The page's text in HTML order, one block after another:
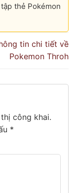
thẻ Pokémon
tin chi tiết về
Pokemon Throh
công khai.
*